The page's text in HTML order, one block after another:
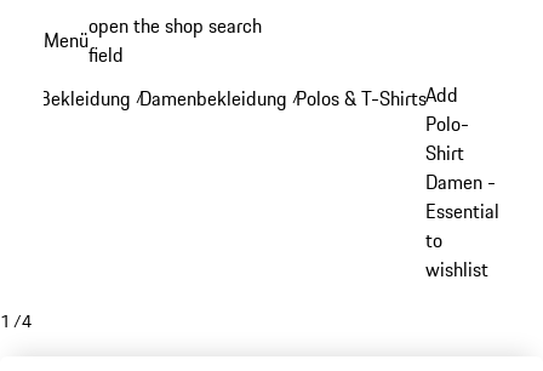
Hauptinhalt
Menüopen the shop search
field
Bekleidung /Damenbekleidung /Polos & T-Shirts - Damen
Add
Polo-
Shirt
Damen -
Essential
to
wishlist
1 /4